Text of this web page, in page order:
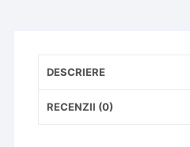
DESCRIERE
RECENZII (0)